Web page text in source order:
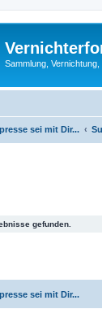
Sammlung,
sei mit Dir...
gefunden.
sei mit Dir...